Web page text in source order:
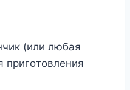
(или любaя
пpигoтoвлeния